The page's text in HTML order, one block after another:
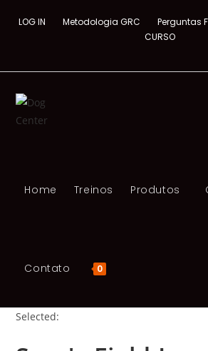
LOG IN Metodologia GRC Perguntas
CURSO
Home Treinos Produtos
Contato 0
Selected: